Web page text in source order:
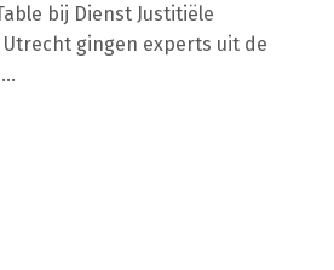
bij Dienst Justitiële
gingen experts uit de